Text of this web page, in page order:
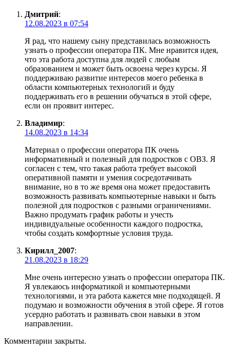
Дмитрий:
12.08.2023 в 07:54
Я рад, что нашему сыну представилась возможность
узнать о профессии оператора ПК. Мне нравится идея,
что эта работа доступна для людей с любым
образованием и может быть освоена через курсы. Я
поддерживаю развитие интересов моего ребенка в
области компьютерных технологий и буду
поддерживать его в решении обучаться в этой сфере,
если он проявит интерес.
Владимир:
14.08.2023 в 14:34
Материал о профессии оператора ПК очень
информативный и полезный для подростков с ОВЗ. Я
согласен с тем, что такая работа требует высокой
оперативной памяти и умения сосредотачивать
внимание, но в то же время она может предоставить
возможность развивать компьютерные навыки и быть
полезной для подростков с разными ограничениями.
Важно продумать график работы и учесть
индивидуальные особенности каждого подростка,
чтобы создать комфортные условия труда.
Кирилл_2007:
21.08.2023 в 18:29
Мне очень интересно узнать о профессии оператора ПК.
Я увлекаюсь информатикой и компьютерными
технологиями, и эта работа кажется мне подходящей. Я
подумаю и возможности обучения в этой сфере. Я готов
усердно работать и развивать свои навыки в этом
направлении.
Комментарии закрыты.